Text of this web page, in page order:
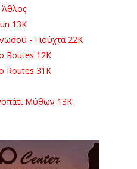
13K
- Γιούχτα 22Κ
Routes 12K
Routes 31K
Μύθων 13Κ